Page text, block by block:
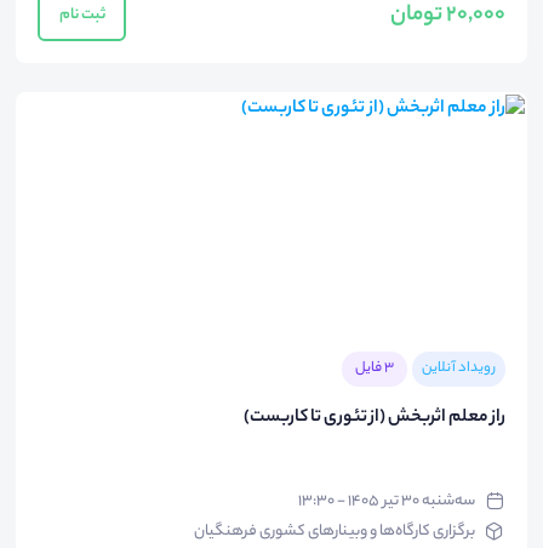
20,000 تومان ثبت نام
رویداد آنلاین 3 فایل
راز معلم اثربخش (از تئوری تا کاربست)
سه‌شنبه ۳۰ تیر ۱۴۰۵ - ۱۳:۳۰
برگزاری کارگاه‌ها و وبینارهای کشوری فرهنگیان